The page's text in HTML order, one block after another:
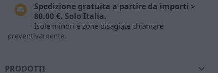
Spedizione gratuita a partire da importi >
80.00 €. Solo Italia.
Isole minori e zone disagiate chiamare
preventivamente.
PRODOTTI 